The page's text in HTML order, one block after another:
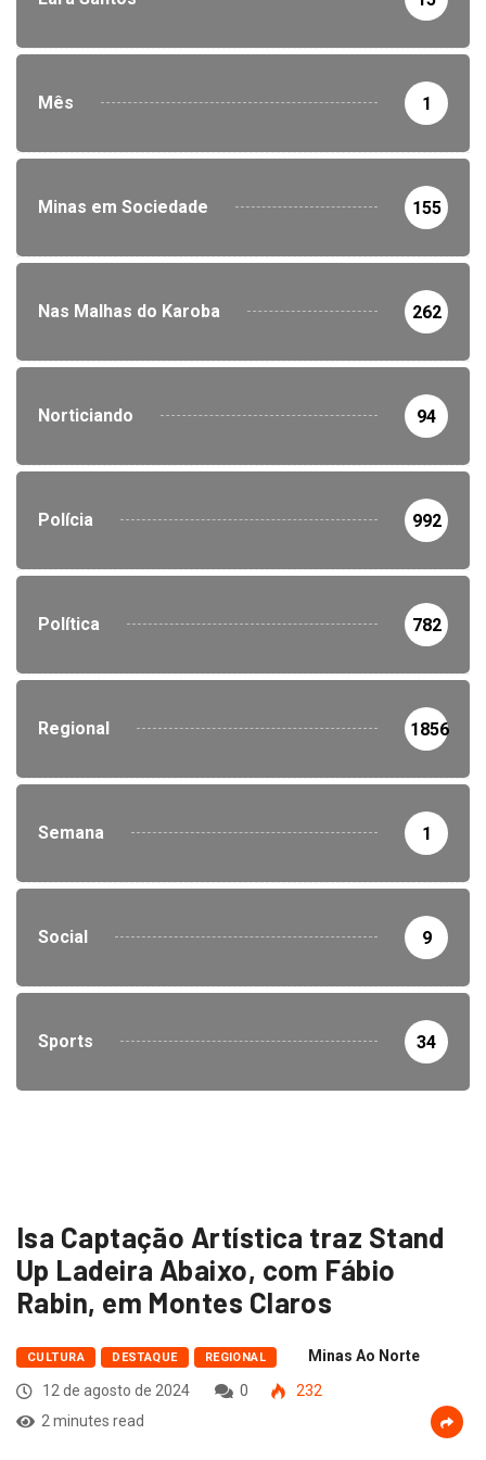
Mês 1
Minas em Sociedade 155
Nas Malhas do Karoba 262
Norticiando 94
Polícia 992
Política 782
Regional 1856
Semana 1
Social 9
Sports 34
Isa Captação Artística traz Stand
Up Ladeira Abaixo, com Fábio
Rabin, em Montes Claros
CULTURA DESTAQUE REGIONAL
Minas Ao Norte
12 de agosto de 2024
0
232
2 minutes read